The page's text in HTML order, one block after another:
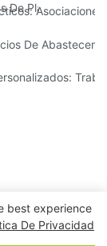
De Playa
Para Exteriores
De
Sillones De
al aire
best experience
De Privacidad